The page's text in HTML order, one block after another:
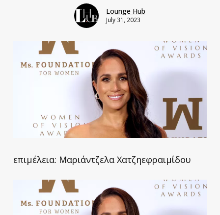
Lounge Hub
July 31, 2023
επιμέλεια: Μαριάντζελα Χατζηεφραιμίδου